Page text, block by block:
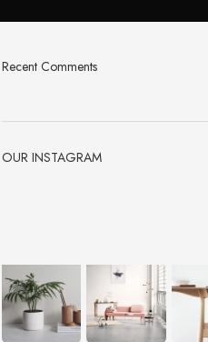
Recent Comments
OUR INSTAGRAM